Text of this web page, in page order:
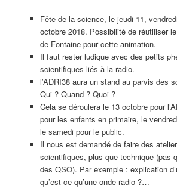
Fête de la science, le jeudi 11,
octobre 2018. Possibilité de réutiliser
de Fontaine pour cette animation.
Il faut rester ludique avec des petits
scientifiques liés à la radio.
l’ADRI38 aura un stand au parvis des
Qui ? Quand ? Quoi ?
Cela se déroulera le 13 octobre pour
pour les enfants en primaire, le
le samedi pour le public.
Il nous est demandé de faire des
scientifiques, plus que technique (pas
des QSO). Par exemple : explication
qu’est ce qu’une onde radio ?…